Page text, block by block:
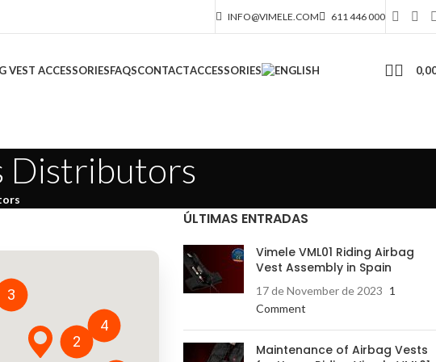
INFO@VIMELE.COM 611 446 000
VEST ACCESSORIESFAQSCONTACTACCESSORIES
Distributors
3
4
2
ÚLTIMAS ENTRADAS
Vimele VML01 Riding Airbag
Vest Assembly in Spain
17 de November de 2023 1
Comment
Maintenance of Airbag Vests